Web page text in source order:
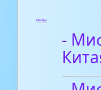
Мифы
-